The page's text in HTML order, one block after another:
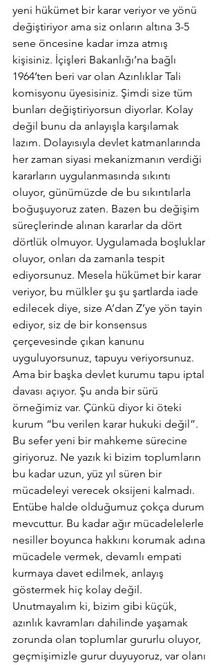
yeni hükümet bir karar veriyor ve yönü
değiştiriyor ama siz onların altına 3-5
sene öncesine kadar imza atmış
kişisiniz. İçişleri Bakanlığı’na bağlı
1964’ten beri var olan Azınlıklar Tali
komisyonu üyesisiniz. Şimdi size tüm
bunları değiştiriyorsun diyorlar. Kolay
değil bunu da anlayışla karşılamak
lazım. Dolayısıyla devlet katmanlarında
her zaman siyasi mekanizmanın verdiği
kararların uygulanmasında sıkıntı
oluyor, günümüzde de bu sıkıntılarla
boğuşuyoruz zaten. Bazen bu değişim
süreçlerinde alınan kararlar da dört
dörtlük olmuyor. Uygulamada boşluklar
oluyor, onları da zamanla tespit
ediyorsunuz. Mesela hükümet bir karar
veriyor, bu mülkler şu şu şartlarda iade
edilecek diye, size A’dan Z’ye yön tayin
ediyor, siz de bir konsensus
çerçevesinde çıkan kanunu
uyguluyorsunuz, tapuyu veriyorsunuz.
Ama bir başka devlet kurumu tapu iptal
davası açıyor. Şu anda bir sürü
örneğimiz var. Çünkü diyor ki öteki
kurum “bu verilen karar hukuki değil”.
Bu sefer yeni bir mahkeme sürecine
giriyoruz. Ne yazık ki bizim toplumların
bu kadar uzun, yüz yıl süren bir
mücadeleyi verecek oksijeni kalmadı.
Entübe halde olduğumuz çokça durum
mevcuttur. Bu kadar ağır mücadelelerle
nesiller boyunca hakkını korumak adına
mücadele vermek, devamlı empati
kurmaya davet edilmek, anlayış
göstermek hiç kolay değil.
Unutmayalım ki, bizim gibi küçük,
azınlık kavramları dahilinde yaşamak
zorunda olan toplumlar gururlu oluyor,
geçmişimizle gurur duyuyoruz, var olanı